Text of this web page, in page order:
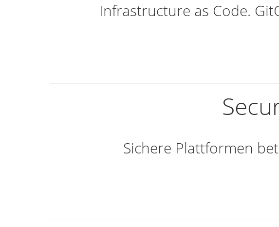
Infrastructure as Code.
Sichere Plattformen